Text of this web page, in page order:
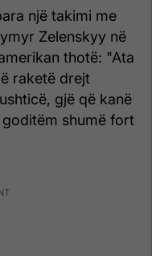
një takimi me
Zelenskyy në
thotë: "Ata
raketë drejt
gjë që kanë
shumë fort